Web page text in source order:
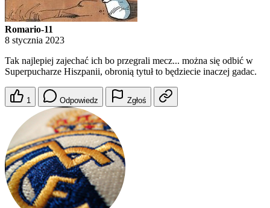
Romario-11
8 stycznia 2023
Tak najlepiej zajechać ich bo przegrali mecz... można się odbić w
Superpucharze Hiszpanii, obronią tytuł to będziecie inaczej gadac.
1 Odpowiedz Zgłoś